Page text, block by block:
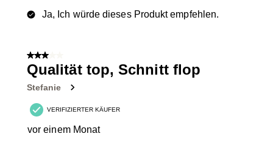
Ja, Ich würde dieses Produkt empfehlen.
3 von 5 Sternen.
Qualität top, Schnitt flop
Stefanie
VERIFIZIERTER KÄUFER
vor einem Monat